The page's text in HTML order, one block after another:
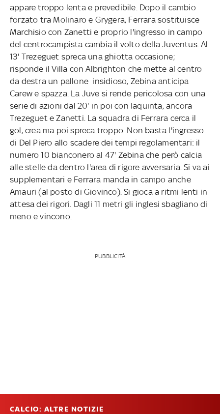
appare troppo lenta e prevedibile. Dopo il cambio
forzato tra Molinaro e Grygera, Ferrara sostituisce
Marchisio con Zanetti e proprio l'ingresso in campo
del centrocampista cambia il volto della Juventus. Al
13' Trezeguet spreca una ghiotta occasione;
risponde il Villa con Albrighton che mette al centro
da destra un pallone insidioso, Zebina anticipa
Carew e spazza. La Juve si rende pericolosa con una
serie di azioni dal 20' in poi con Iaquinta, ancora
Trezeguet e Zanetti. La squadra di Ferrara cerca il
gol, crea ma poi spreca troppo. Non basta l'ingresso
di Del Piero allo scadere dei tempi regolamentari: il
numero 10 bianconero al 47' Zebina che però calcia
alle stelle da dentro l'area di rigore avversaria. Si va ai
supplementari e Ferrara manda in campo anche
Amauri (al posto di Giovinco). Si gioca a ritmi lenti in
attesa dei rigori. Dagli 11 metri gli inglesi sbagliano di
meno e vincono.
PUBBLICITÀ
CALCIO: ALTRE NOTIZIE